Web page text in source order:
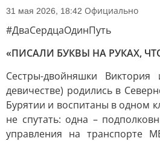
31 мая 2026, 18:42 Официально
#ДваСердцаОдинПуть
«ПИСАЛИ БУКВЫ НА РУКАХ,
Сестры-двойняшки
девичестве) родились в
Бурятии и воспитаны в одном
не спутать: одна –
управления на транспорте